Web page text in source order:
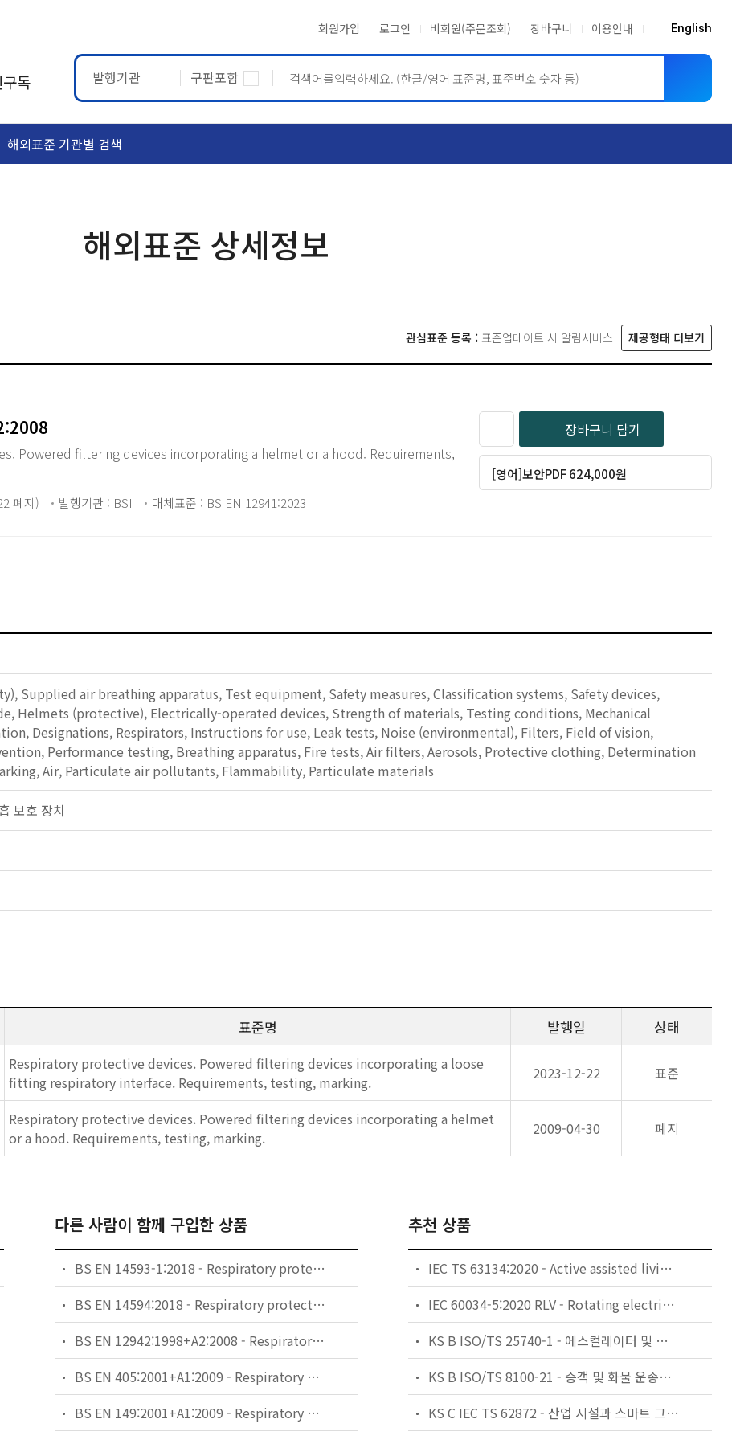
회원가입 로그인 비회원(주문조회) 장바구니 이용안내 English
독 발행기관 구판포함
해외표준 기관별 검색
해외표준 상세정보
관심표준 등록 : 표준업데이트 시 알림서비스 제공형태 더보기
Powered filtering devices incorporating a helmet or a hood. Requirements,
폐지) 발행기관 : BSI 대체표준 : BS EN 12941:2023
장바구니 담기
[영어]보안PDF 624,000원
Supplied air breathing apparatus, Test equipment, Safety measures, Classification systems, Safety devices,
Helmets (protective), Electrically-operated devices, Strength of materials, Testing conditions, Mechanical
Designations, Respirators, Instructions for use, Leak tests, Noise (environmental), Filters, Field of vision,
Performance testing, Breathing apparatus, Fire tests, Air filters, Aerosols, Protective clothing, Determination
Air, Particulate air pollutants, Flammability, Particulate materials
보호 장치
표준명 발행일 상태
Respiratory protective devices. Powered filtering devices incorporating a loose
fitting respiratory interface. Requirements, testing, marking.
2023-12-22 표준
Respiratory protective devices. Powered filtering devices incorporating a helmet
or a hood. Requirements, testing, marking.
2009-04-30 폐지
다른 사람이 함께 구입한 상품
BS EN 14593-1:2018 - Respiratory protective devices. Compressed air line breathing devices with demand valve. Devices with a full face mask. Requirements, testing and marking.
BS EN 14594:2018 - Respiratory protective devices. Continuous flow compressed air line breathing devices. Requirements, testing and marking.
BS EN 12942:1998+A2:2008 - Respiratory protective devices. Power assisted filtering devices incorporating full face masks, half masks or quarter masks. Requirements, testing, marking.
BS EN 405:2001+A1:2009 - Respiratory protective devices. Valved filtering half masks to protect against gases or gases and particles. Requirements, testing, marking.
BS EN 149:2001+A1:2009 - Respiratory protective devices. Filtering half masks to protect against particles. Requirements, testing, marking.
추천 상품
IEC TS 63134:2020 - Active assisted living (AAL) use cases
IEC 60034-5:2020 RLV - Rotating electrical machines - Part 5: Degrees of protection provided by the integral design of rotating electrical machines (IP code) - Classification
KS B ISO/TS 25740-1 - 에스컬레이터 및 무빙워크에 대한 안전요건 — 제1부: 세계공통 필수 안전요건(GESRs)
KS B ISO/TS 8100-21 - 승객 및 화물 운송용 엘리베이터 —제21부: 세계공통 필수안전요건(GESRs)을 충족하는 세계공통 안전 파라미터(GSPs)
KS C IEC TS 62872 - 산업 시설과 스마트 그리드 사이의 산업 공정 측정, 제어 및 자동화 시스템 인터페이스